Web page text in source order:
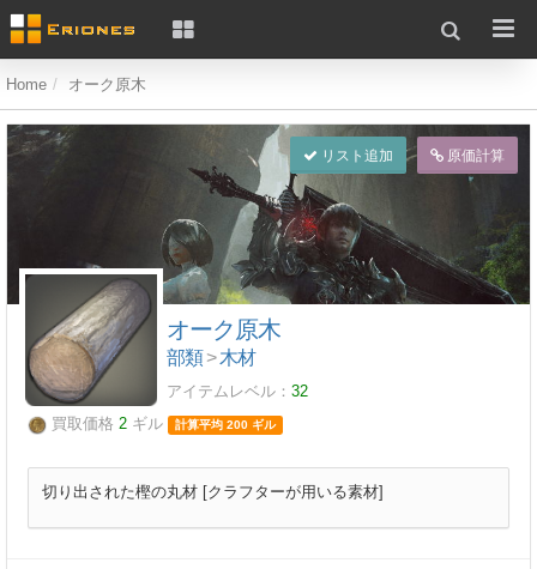
Home オーク原木
リスト追加 原価計算
オーク原木
部類>木材
アイテムレベル： 32
買取価格 2 ギル 計算平均 200 ギル
切り出された樫の丸材 [クラフターが用いる素材]